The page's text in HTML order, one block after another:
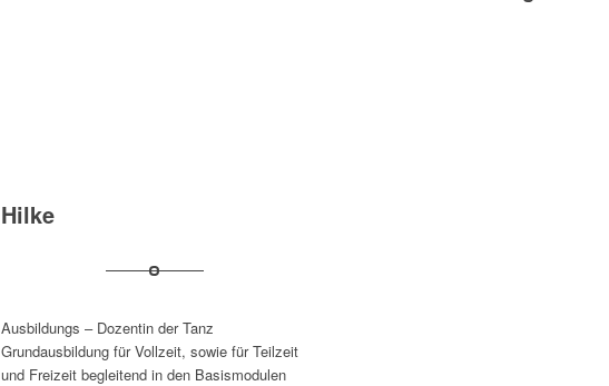
Hilke
Ausbildungs – Dozentin der Tanz
Grundausbildung für Vollzeit, sowie für Teilzeit
und Freizeit begleitend in den Basismodulen